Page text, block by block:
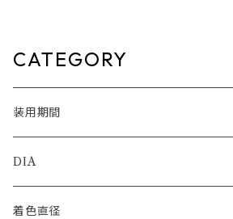
CATEGORY
装用期間
1day
1month
DIA
14.0mm
着色直径